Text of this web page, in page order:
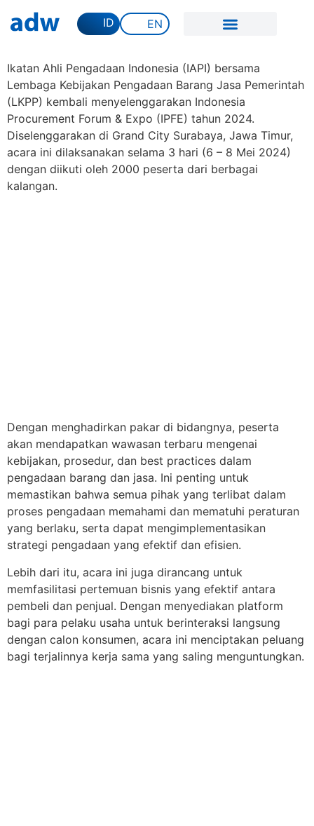
ID EN
Ikatan Ahli Pengadaan Indonesia (IAPI) bersama
Lembaga Kebijakan Pengadaan Barang Jasa Pemerintah
(LKPP) kembali menyelenggarakan Indonesia
Procurement Forum & Expo (IPFE) tahun 2024.
Diselenggarakan di Grand City Surabaya, Jawa Timur,
acara ini dilaksanakan selama 3 hari (6 – 8 Mei 2024)
dengan diikuti oleh 2000 peserta dari berbagai
kalangan.
Dengan menghadirkan pakar di bidangnya, peserta
akan mendapatkan wawasan terbaru mengenai
kebijakan, prosedur, dan best practices dalam
pengadaan barang dan jasa. Ini penting untuk
memastikan bahwa semua pihak yang terlibat dalam
proses pengadaan memahami dan mematuhi peraturan
yang berlaku, serta dapat mengimplementasikan
strategi pengadaan yang efektif dan efisien.
Lebih dari itu, acara ini juga dirancang untuk
memfasilitasi pertemuan bisnis yang efektif antara
pembeli dan penjual. Dengan menyediakan platform
bagi para pelaku usaha untuk berinteraksi langsung
dengan calon konsumen, acara ini menciptakan peluang
bagi terjalinnya kerja sama yang saling menguntungkan.